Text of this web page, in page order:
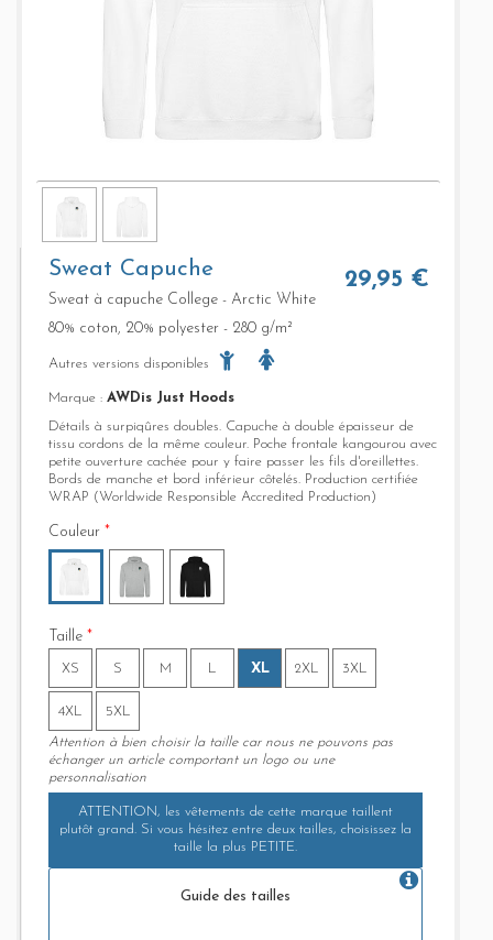
Sweat Capuche 29,95 €
Sweat à capuche College - Arctic White
80% coton, 20% polyester - 280 g/m²
Autres versions disponibles
Marque : AWDis Just Hoods
Détails à surpiqûres doubles. Capuche à double épaisseur de
tissu cordons de la même couleur. Poche frontale kangourou avec
petite ouverture cachée pour y faire passer les fils d'oreillettes.
Bords de manche et bord inférieur côtelés. Production certifiée
WRAP (Worldwide Responsible Accredited Production)
Couleur *
Taille *
XS S M L XL 2XL 3XL
4XL 5XL
Attention à bien choisir la taille car nous ne pouvons pas
échanger un article comportant un logo ou une
personnalisation
ATTENTION, les vêtements de cette marque taillent
plutôt grand. Si vous hésitez entre deux tailles, choisissez la
taille la plus PETITE.
Guide des tailles